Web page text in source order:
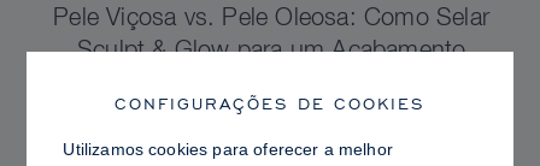
Pele Viçosa vs. Pele Oleosa: Como Selar
Sculpt & Glow para um Acabamento
CONFIGURAÇÕES DE COOKIES
Utilizamos cookies para oferecer a melhor